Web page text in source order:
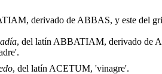
derivado de ABBAS, y este del
, del latín ABBATIAM, derivado de
, del latín ACETUM, 'vinagre'.